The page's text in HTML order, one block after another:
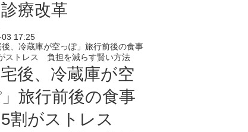
療改革
17:25
宅後、冷蔵庫が空
旅行前後の食事
5割がストレス